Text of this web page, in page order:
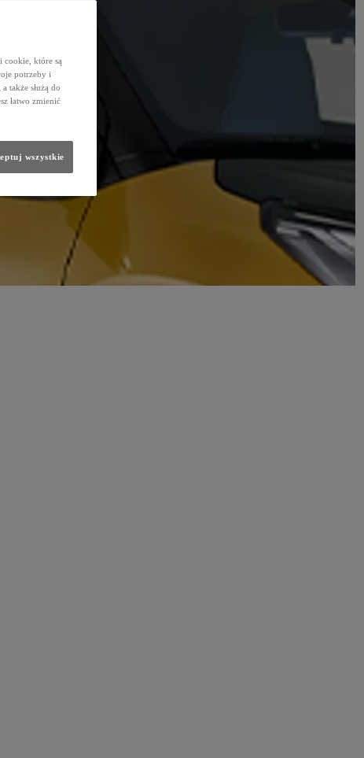
cookie, które są
potrzeby i
także służą do
łatwo zmienić
wszystkie